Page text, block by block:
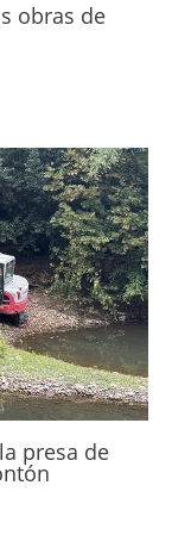
obras de
presa de